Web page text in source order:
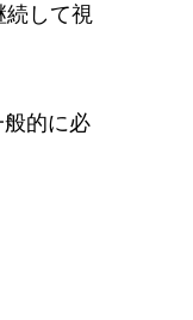
続して視
的に必